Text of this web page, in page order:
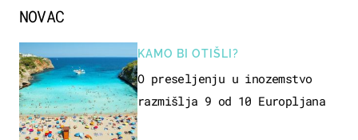
NOVAC
KAMO BI OTIŠLI?
O preseljenju u inozemstvo
razmišlja 9 od 10 Europljana